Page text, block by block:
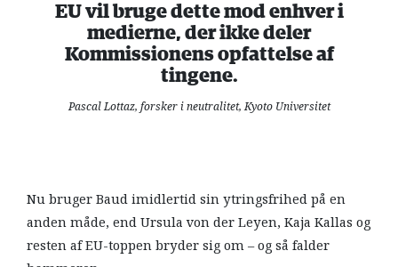
EU vil bruge dette mod enhver i
medierne, der ikke deler
Kommissionens opfattelse af
tingene.
Pascal Lottaz, forsker i neutralitet, Kyoto Universitet
Nu bruger Baud imidlertid sin ytringsfrihed på en
anden måde, end Ursula von der Leyen, Kaja Kallas og
resten af EU-toppen bryder sig om – og så falder